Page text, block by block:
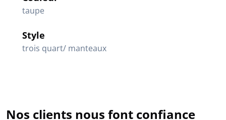
taupe
Style
trois quart/ manteaux
Nos clients nous font confiance